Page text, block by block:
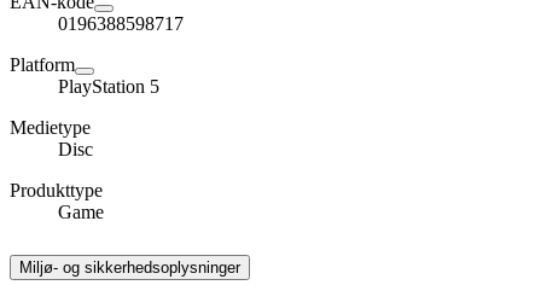
0196388598717
Platform
PlayStation 5
Medietype
Disc
Produkttype
Game
Miljø- og sikkerhedsoplysninger